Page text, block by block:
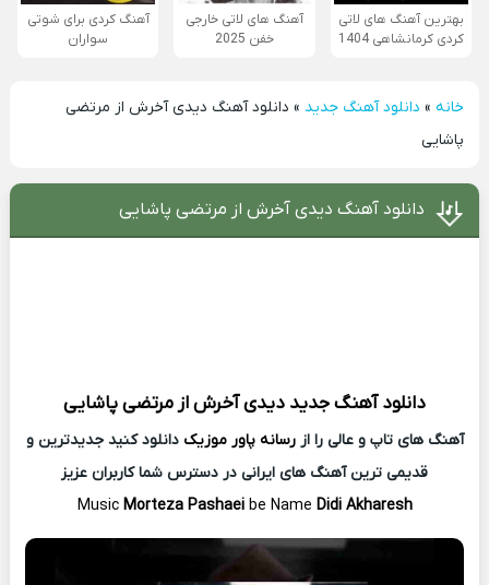
بهترین آهنگ های لاتی
کردی کرمانشاهی 1404
آهنگ های لاتی خارجی
خفن 2025
آهنگ کردی برای شوتی
سواران
خانه» دانلود آهنگ جدید » دانلود آهنگ دیدی آخرش از مرتضی
پاشایی
دانلود آهنگ دیدی آخرش از مرتضی پاشایی
دانلود آهنگ جدید دیدی آخرش ازمرتضی پاشایی
آهنگ های تاپ و عالی را ازرسانه پاور موزیک دانلود کنید جدیدترین و
قدیمی ترین آهنگ های ایرانی در دسترس شما کاربران عزیز
MusicMorteza Pashaei be Name Didi Akharesh